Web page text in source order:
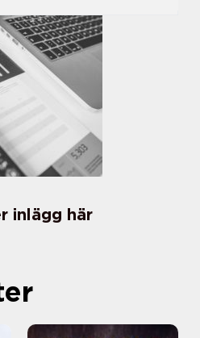
inlägg här